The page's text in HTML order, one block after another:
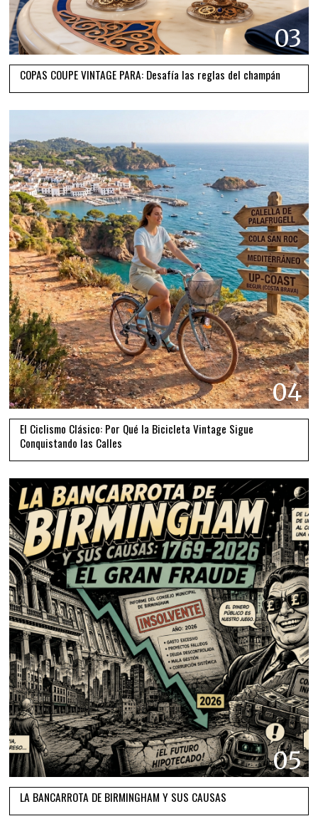
03
COPAS COUPE VINTAGE PARA: Desafía las reglas del champán
04
El Ciclismo Clásico: Por Qué la Bicicleta Vintage Sigue
Conquistando las Calles
05
LA BANCARROTA DE BIRMINGHAM Y SUS CAUSAS